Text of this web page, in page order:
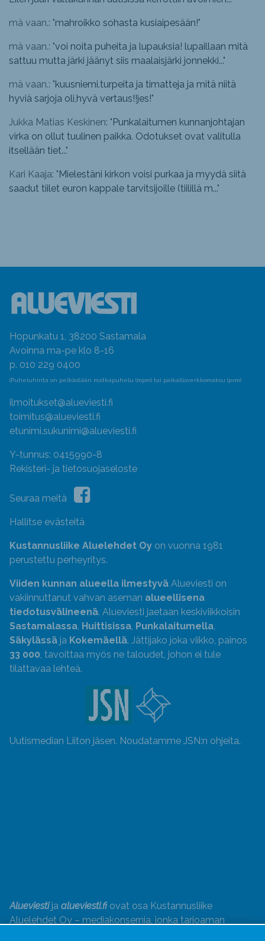
mä vaan.: "mahroikko sohasta kusiaipesään!"
mä vaan.: "voi noita puheita ja lupauksia! lupaillaan mitä
sattuu mutta järki jäänyt siis maalaisjärki jonnekki..."
mä vaan.: "kuusniemi.turpeita ja timatteja ja mitä niitä
hyviä sarjoja oli,hyvä vertaus!!jes!"
Jukka Matias Keskinen: "Punkalaitumen kunnanjohtajan
virka on ollut tuulinen paikka. Odotukset ovat valitulla
itsellään tiet..."
Kari Kaaja: "Mielestäni kirkon voisi purkaa ja myydä siitä
saadut tiilet euron kappale tarvitsijoille (tiilillä m..."
Hopunkatu 1, 38200 Sastamala
Avoinna ma-pe klo 8-16
p. 010 229 0400
(Puheluhinta on pelkästään matkapuhelu (mpm) tai paikallisverkkomaksu (pvm)
ilmoitukset@alueviesti.fi
toimitus@alueviesti.fi
etunimi.sukunimi@alueviesti.fi
Y-tunnus: 0415990-8
Rekisteri- ja tietosuojaseloste
Seuraa meitä
Hallitse evästeitä
Kustannusliike Aluelehdet Oy on vuonna 1981
perustettu perheyritys.
Viiden kunnan alueella ilmestyvä Alueviesti on
vakiinnuttanut vahvan aseman alueellisena
tiedotusvälineenä. Alueviesti jaetaan keskiviikkoisin
Sastamalassa, Huittisissa, Punkalaitumella,
Säkylässä ja Kokemäellä. Jättijako joka viikko, painos
33 000, tavoittaa myös ne taloudet, johon ei tule
tilattavaa lehteä.
Uutismedian Liiton jäsen. Noudatamme JSN:n ohjeita.
Alueviestija alueviesti.fiovat osa Kustannusliike
Aluelehdet Oy – mediakonsernia, jonka tarjoaman